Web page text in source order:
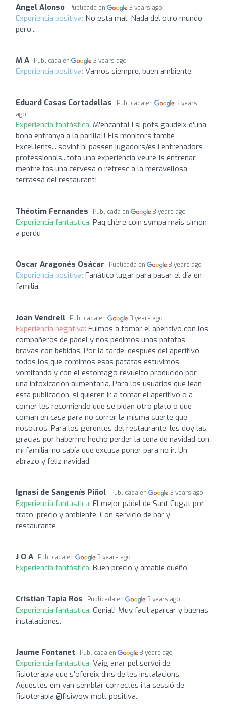
Angel Alonso Publicada en 3 years ago
Experiencia positiva: No está mal. Nada del otro mundo
pero...
M A Publicada en 3 years ago
Experiencia positiva: Vamos siempre, buen ambiente.
Eduard Casas Cortadellas Publicada en
3 years
ago
Experiencia fantástica: M'encanta! I si pots gaudeix d'una
bona entranya a la parilla!! Els monitors també
Excel.lents... sovint hi passen jugadors/es i entrenadors
professionals...tota una experiència veure-ls entrenar
mentre fas una cervesa o refresc a la meravellosa
terrassa del restaurant!
Théotim Fernandes Publicada en 3 years ago
Experiencia fantástica: Paq chère coin sympa mais simon
a perdu
Óscar Aragonés Osácar Publicada en 3 years ago
Experiencia positiva: Fanático lugar para pasar el día en
familia.
Joan Vendrell Publicada en 3 years ago
Experiencia negativa: Fuimos a tomar el aperitivo con los
compañeros de pádel y nos pedimos unas patatas
bravas con bebidas. Por la tarde, después del aperitivo,
todos los que comimos esas patatas estuvimos
vomitando y con el estómago revuelto producido por
una intoxicación alimentaria. Para los usuarios que lean
esta publicación, si quieren ir a tomar el aperitivo o a
comer les recomiendo que se pidan otro plato o que
coman en casa para no correr la misma suerte que
nosotros. Para los gerentes del restaurante, les doy las
gracias por haberme hecho perder la cena de navidad con
mi familia, no sabía que excusa poner para no ir. Un
abrazo y feliz navidad.
Ignasi de Sangenís Piñol Publicada en 3 years ago
Experiencia fantástica: El mejor pádel de Sant Cugat por
trato, precio y ambiente. Con servicio de bar y
restaurante
J O A Publicada en 3 years ago
Experiencia fantástica: Buen precio y amable dueño.
Cristian Tapia Ros Publicada en 3 years ago
Experiencia fantástica: Genial! Muy facil aparcar y buenas
instalaciones.
Jaume Fontanet Publicada en 3 years ago
Experiencia fantástica: Vaig anar pel servei de
fisioteràpia que s'ofereix dins de les instalacions.
Aquestes em van semblar correctes i la sessió de
fisioteràpia @fisiwow molt positiva.